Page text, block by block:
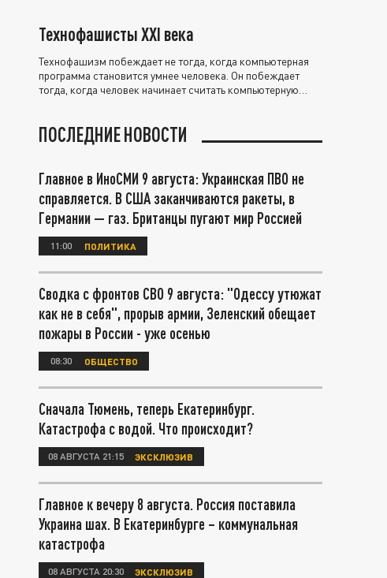
Технофашисты XXI века
Технофашизм побеждает не тогда, когда компьютерная
программа становится умнее человека. Он побеждает
тогда, когда человек начинает считать компьютерную
ПОСЛЕДНИЕ НОВОСТИ
Главное в ИноСМИ 9 августа: Украинская ПВО не
справляется. В США заканчиваются ракеты, в
Германии — газ. Британцы пугают мир Россией
11:00 ПОЛИТИКА
Сводка с фронтов СВО 9 августа: "Одессу утюжат
как не в себя", прорыв армии, Зеленский обещает
пожары в России - уже осенью
08:30 ОБЩЕСТВО
Сначала Тюмень, теперь Екатеринбург.
Катастрофа с водой. Что происходит?
08 АВГУСТА 21:15 ЭКСКЛЮЗИВ
Главное к вечеру 8 августа. Россия поставила
Украина шах. В Екатеринбурге – коммунальная
катастрофа
08 АВГУСТА 20:30 ЭКСКЛЮЗИВ